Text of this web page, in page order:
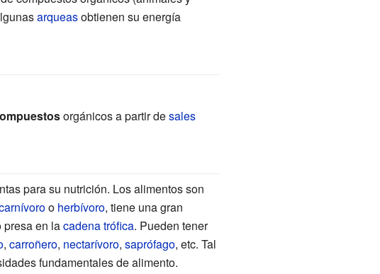
arqueasobtienen su energía
orgánicos a partir desales
para su nutrición. Los alimentos son
o herbívoro, tiene una gran
en lacadena trófica. Pueden tener
, carroñero, nectarívoro, saprófago, etc. Tal
fundamentales de alimento.